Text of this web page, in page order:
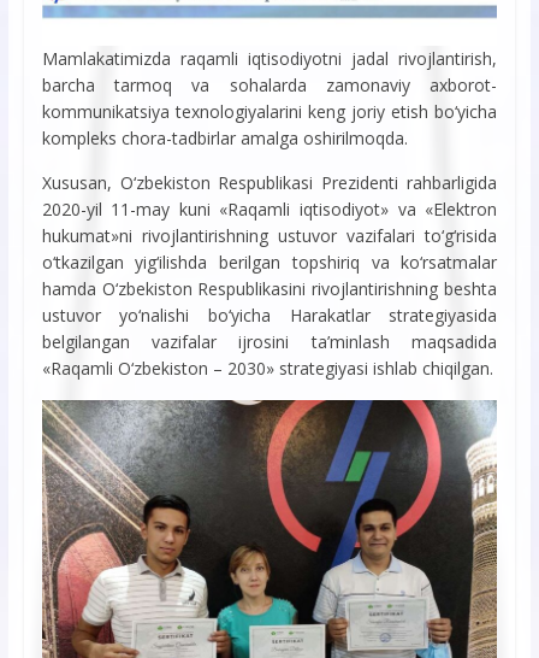
Mamlakatimizda raqamli iqtisodiyotni jadal rivojlantirish,
barcha tarmoq va sohalarda zamonaviy axborot-
kommunikatsiya texnologiyalarini keng joriy etish bo‘yicha
kompleks chora-tadbirlar amalga oshirilmoqda.
Xususan, O‘zbekiston Respublikasi Prezidenti rahbarligida
2020-yil 11-may kuni «Raqamli iqtisodiyot» va «Elektron
hukumat»ni rivojlantirishning ustuvor vazifalari to‘g‘risida
o‘tkazilgan yig‘ilishda berilgan topshiriq va ko‘rsatmalar
hamda O‘zbekiston Respublikasini rivojlantirishning beshta
ustuvor yo‘nalishi bo‘yicha Harakatlar strategiyasida
belgilangan vazifalar ijrosini ta’minlash maqsadida
«Raqamli O‘zbekiston – 2030» strategiyasi ishlab chiqilgan.